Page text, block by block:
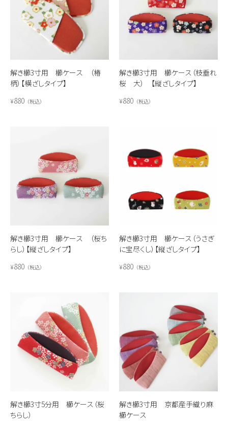
解き櫛3寸用 櫛ケース （椿
柄）【横ざしタイプ】
¥880 税込
解き櫛3寸用 櫛ケース（枝垂れ
桜 大） 【縦ざしタイプ】
¥880 税込
解き櫛3寸用 櫛ケース （桜ち
らし）【縦ざしタイプ】
¥880 税込
解き櫛3寸用 櫛ケース（うさぎ
に宝尽くし）【縦ざしタイプ】
¥880 税込
解き櫛3寸5分用 櫛ケース（桜
ちらし）
解き櫛3寸用 京都産手織り麻
櫛ケース